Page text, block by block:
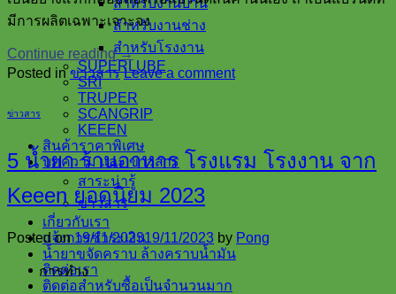
สำหรับงานบ้าน
สำหรับงานช่าง
สำหรับโรงงาน
SUPERLUBE
SRI
TRUPER
SCANGRIP
KEEEN
สินค้าราคาพิเศษ
บทความ และ ข่าวสาร
สาระน่ารู้
ข่าวสาร
เกี่ยวกับเรา
แจ้งการชำระเงิน
น้ำยาขจัดคราบ ล้างคราบน้ำมัน
ติดต่อเรา
ติดต่อสำหรับซื้อเป็นจำนวนมาก
มีการผลิตเฉพาะเจาะจง
Continue reading→
Posted inข่าวสาร Leave a comment
ข่าวสาร
5 น้ำยา ร้านอาหาร โรงแรม โรงงาน จาก
Keeen ยอดนิยม 2023
Posted on19/11/202319/11/2023 by Pong
การทำง